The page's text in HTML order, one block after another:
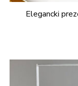
Elegancki